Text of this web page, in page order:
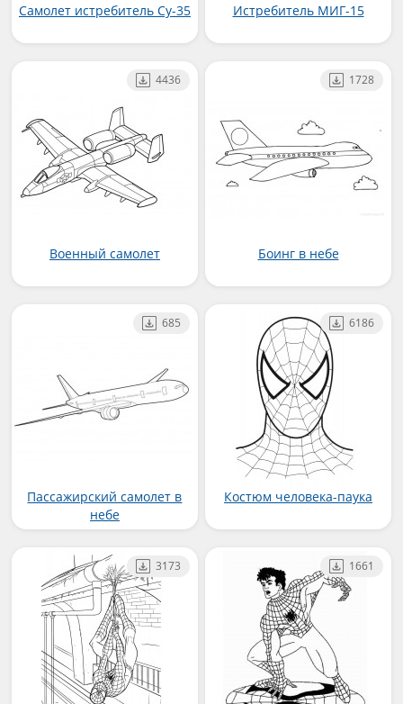
Самолет истребитель Су-35 Истребитель МИГ-15
Военный самолет
4436
Боинг в небе
1728
Пассажирский самолет в
небе
685
Костюм человека-паука
6186
3173 1661